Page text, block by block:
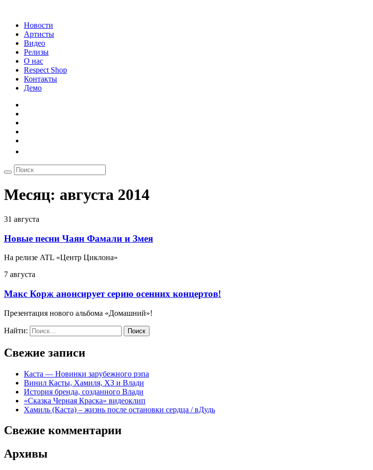
Новости
Артисты
Видео
Релизы
О нас
Respect Shop
Контакты
Демо
Месяц: августа 2014
31 августа
Новые песни Чаян Фамали и Змея
На релизе ATL «Центр Циклона»
7 августа
Макс Корж анонсирует серию осенних концертов!
Презентация нового альбома «Домашний»!
Найти:
Свежие записи
Каста — Новинки зарубежного рэпа
Винил Касты, Хамиля, ХЗ и Влади
История бренда, созданного Влади
«Сказка Черная Краска» видеоклип
Хамиль (Каста) – жизнь после остановки сердца / вДудь
Свежие комментарии
Архивы